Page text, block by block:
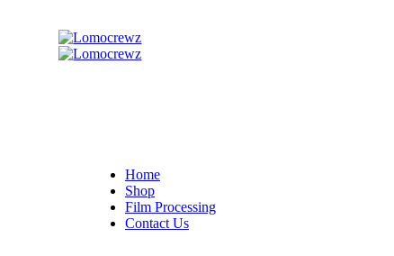
Home
Shop
Film Processing
Contact Us